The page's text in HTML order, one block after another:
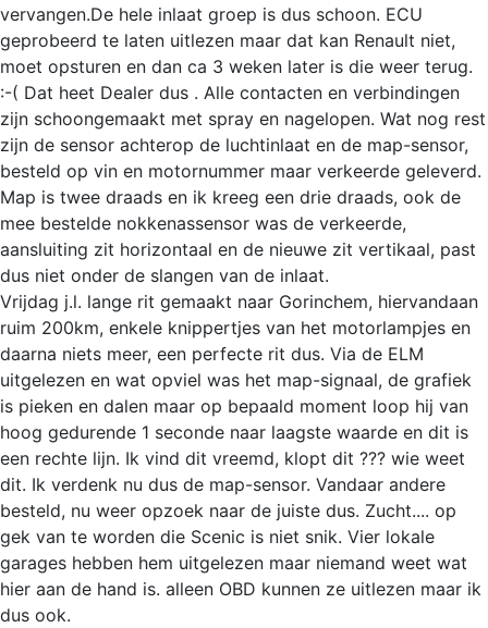
vervangen.De hele inlaat groep is dus schoon. ECU
geprobeerd te laten uitlezen maar dat kan Renault niet,
moet opsturen en dan ca 3 weken later is die weer terug.
:-( Dat heet Dealer dus . Alle contacten en verbindingen
zijn schoongemaakt met spray en nagelopen. Wat nog rest
zijn de sensor achterop de luchtinlaat en de map-sensor,
besteld op vin en motornummer maar verkeerde geleverd.
Map is twee draads en ik kreeg een drie draads, ook de
mee bestelde nokkenassensor was de verkeerde,
aansluiting zit horizontaal en de nieuwe zit vertikaal, past
dus niet onder de slangen van de inlaat.
Vrijdag j.l. lange rit gemaakt naar Gorinchem, hiervandaan
ruim 200km, enkele knippertjes van het motorlampjes en
daarna niets meer, een perfecte rit dus. Via de ELM
uitgelezen en wat opviel was het map-signaal, de grafiek
is pieken en dalen maar op bepaald moment loop hij van
hoog gedurende 1 seconde naar laagste waarde en dit is
een rechte lijn. Ik vind dit vreemd, klopt dit ??? wie weet
dit. Ik verdenk nu dus de map-sensor. Vandaar andere
besteld, nu weer opzoek naar de juiste dus. Zucht.... op
gek van te worden die Scenic is niet snik. Vier lokale
garages hebben hem uitgelezen maar niemand weet wat
hier aan de hand is. alleen OBD kunnen ze uitlezen maar ik
dus ook.